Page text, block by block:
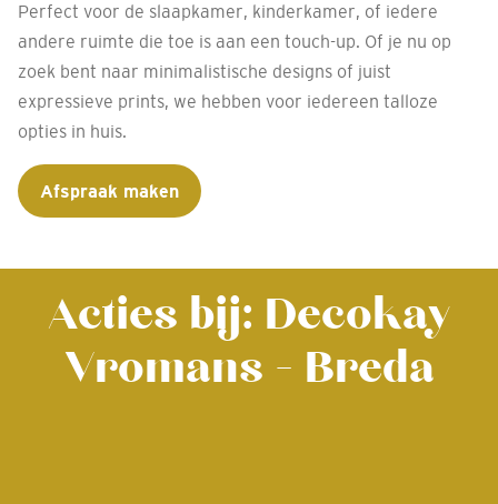
Perfect voor de slaapkamer, kinderkamer, of iedere
andere ruimte die toe is aan een touch-up. Of je nu op
zoek bent naar minimalistische designs of juist
expressieve prints, we hebben voor iedereen talloze
opties in huis.
Afspraak maken
Acties bij: Decokay
Vromans - Breda